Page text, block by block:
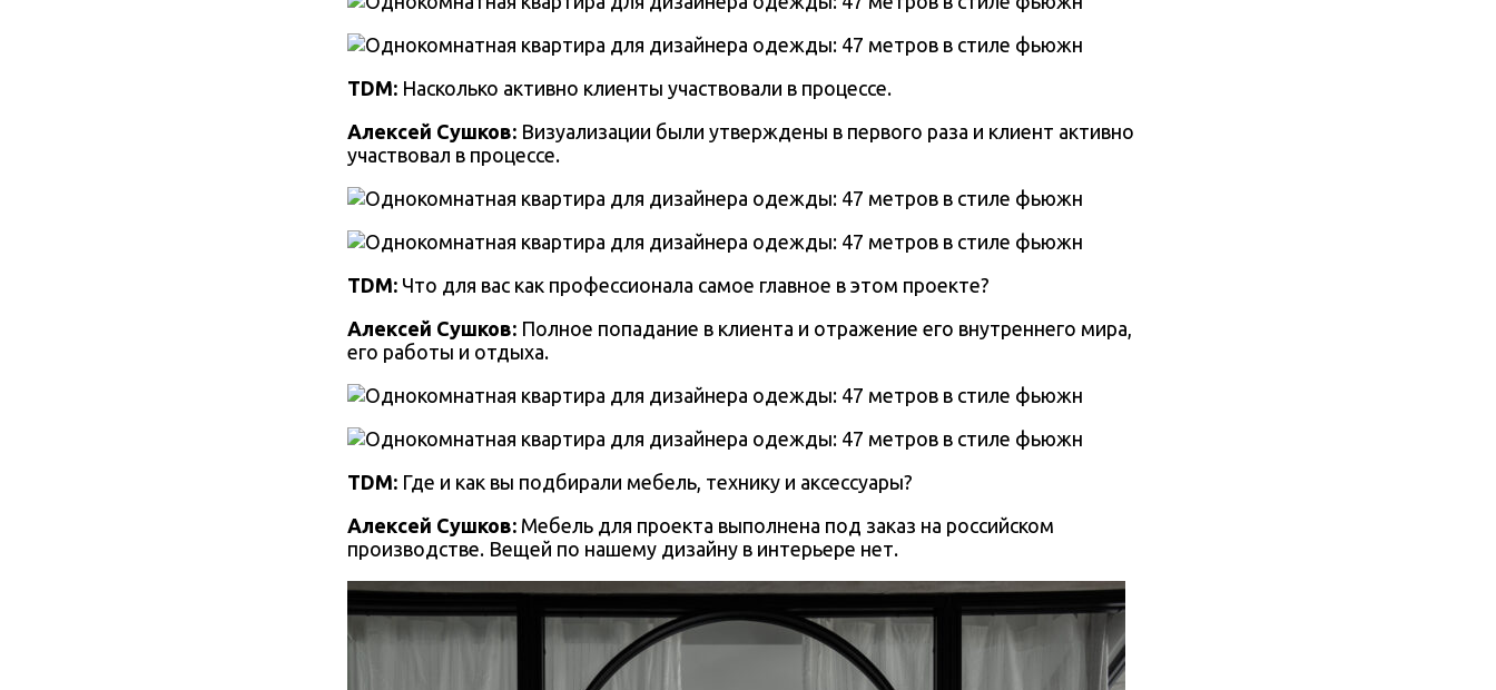
TDM: Насколько активно клиенты участвовали в процессе.
Алексей Сушков: Визуализации были утверждены в первого раза и клиент активно
участвовал в процессе.
TDM: Что для вас как профессионала самое главное в этом проекте?
Алексей Сушков: Полное попадание в клиента и отражение его внутреннего мира,
его работы и отдыха.
TDM: Где и как вы подбирали мебель, технику и аксессуары?
Алексей Сушков: Мебель для проекта выполнена под заказ на российском
производстве. Вещей по нашему дизайну в интерьере нет.